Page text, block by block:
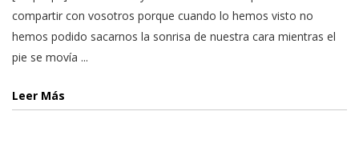
compartir con vosotros porque cuando lo hemos visto no
hemos podido sacarnos la sonrisa de nuestra cara mientras el
pie se movía ...
Leer Más